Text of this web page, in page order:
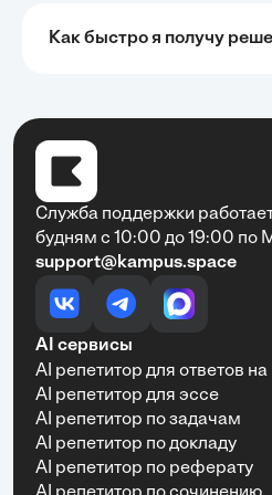
много практики и
Сайт кампус просто чудо!
Екатерина Чередниченко
Хочу выразить искреннюю
образовательной
помощь в учебе! Благодаря
понятному интерфейсу
просто справляться со
Платформа позволяет легко
значительно экономит
эффективность обучения.
подробных объяснений и
материалов, которые
хочет учиться с
отличных результатов!
Как быстро я получу
Служба поддержки
будням с 10:00 до 19:00 по
support@kampus.space
AI сервисы
AI репетитор для ответов
AI репетитор для эссе
AI репетитор по задачам
AI репетитор по докладу
AI репетитор по реферату